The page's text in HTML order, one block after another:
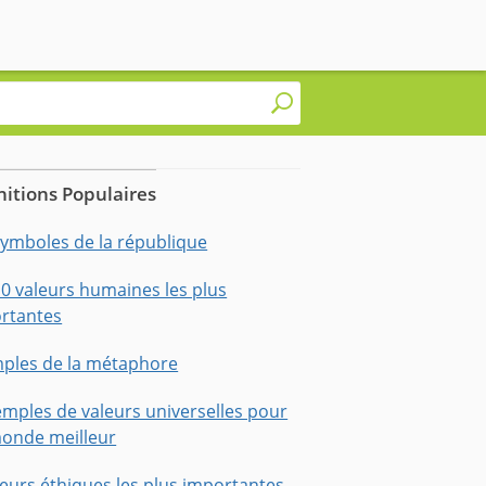
Populaires
de la république
valeurs humaines les plus
de la métaphore
de valeurs universelles pour
meilleur